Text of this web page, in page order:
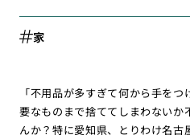
家
「不用品が多すぎて何から手を
要なものまで捨ててしまわないか
んか？特に愛知県、とりわけ名